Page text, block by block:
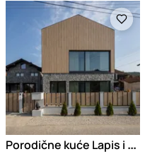
Loading
P
orodične kuće Lapis i Lignum